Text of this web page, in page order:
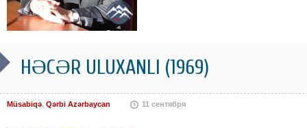
HƏCƏR ULUXANLI (1969)
Müsabiqə, Qərbi Azərbaycan 11 сентября